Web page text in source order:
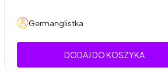
Germanglistka
DODAJ DO KOSZYKA